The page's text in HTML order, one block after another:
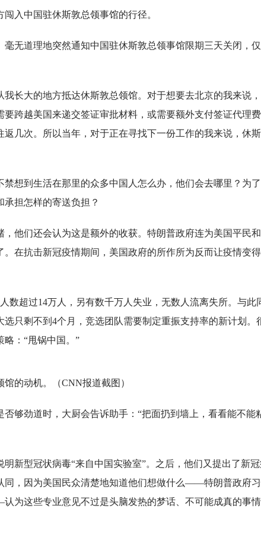
入中国驻休斯敦总领事馆的行径。
无道理地突然通知中国驻休斯敦总领事馆限期三天关闭，
长大的地方抵达休斯敦总领馆。对于想要去北京的我来说
跨越美国来递交签证审批材料，或需要额外支付签证代理费
几次。所以当年，对于正在寻找下一份工作的我来说，休
想到生活在那里的众多中国人怎么办，他们会去哪里？为
担怎样的寄送负担？
他们还会认为这是额外的收获。特朗普政府连为美国平民
在抗击新冠疫情期间，美国政府的所作所为反而让疫情变
数超过14万人，另有数千万人失业，无数人流离失所。与此
只剩不到4个月，竞选团队需要制定重振支持率的新计划。
略：“甩锅中国。”
的动机。（CNN报道截图）
够劲道时，大厨会告诉助手：“把面扔到墙上，看看能不能
新型冠状病毒“来自中国实验室”。之后，他们又提出了新
同，因为美国民众清楚地知道他们想做什么——特朗普政府
为这些专业意见不过是头脑发热的梦话、不可能成真的事